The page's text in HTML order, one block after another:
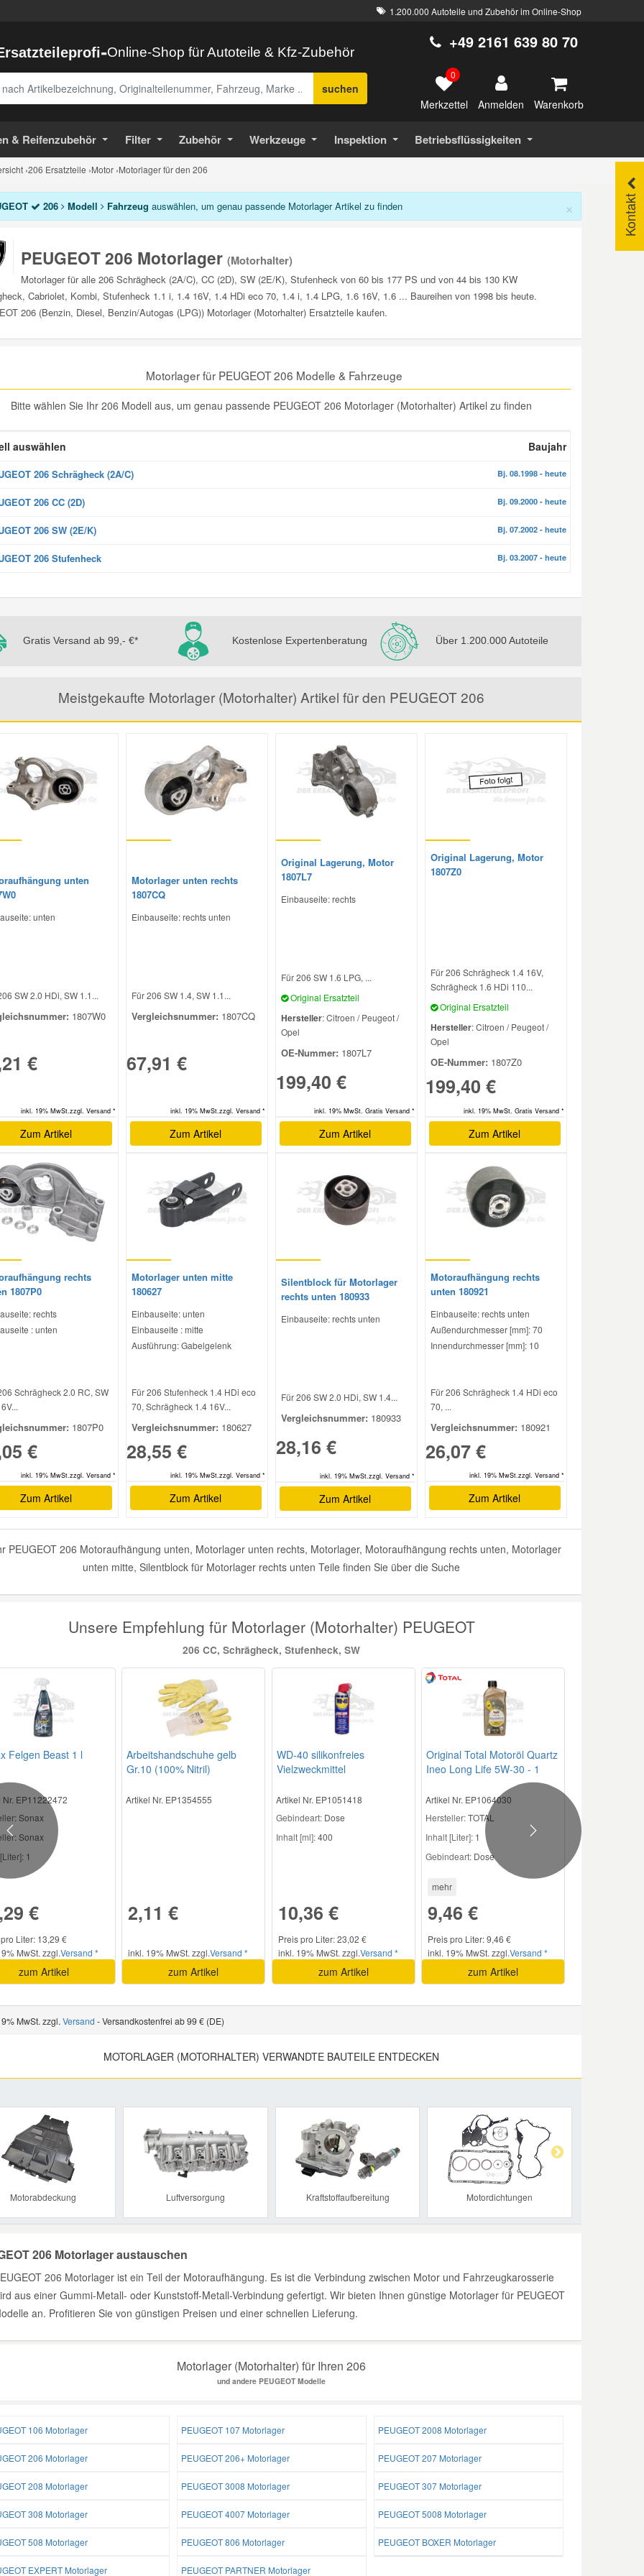
1.200.000 Autoteile und Zubehör im Online-Shop
-Online-Shop für Autoteile & Kfz-Zubehör
suchen
+49 2161 639 80 70
0
Merkzettel Anmelden Warenkorb
& Reifenzubehör Filter Zubehör Werkzeuge Inspektion Betriebsflüssigkeiten
›206 Ersatzteile ›Motor ›Motorlager für den 206
Kontakt
×
206 Modell Fahrzeug auswählen, um genau passende Motorlager Artikel zu finden
PEUGEOT 206 Motorlager (Motorhalter)
Motorlager für alle 206 Schrägheck (2A/C), CC (2D), SW (2E/K), Stufenheck von 60 bis 177 PS und von 44 bis 130 KW
Cabriolet, Kombi, Stufenheck 1.1 i, 1.4 16V, 1.4 HDi eco 70, 1.4 i, 1.4 LPG, 1.6 16V, 1.6 ... Baureihen von 1998 bis heute.
206 (Benzin, Diesel, Benzin/Autogas (LPG)) Motorlager (Motorhalter) Ersatzteile kaufen.
Motorlager für PEUGEOT 206 Modelle & Fahrzeuge
Bitte wählen Sie Ihr 206 Modell aus, um genau passende PEUGEOT 206 Motorlager (Motorhalter) Artikel zu finden
auswählen Baujahr
206 Schrägheck (2A/C) Bj. 08.1998 - heute
206 CC (2D) Bj. 09.2000 - heute
206 SW (2E/K) Bj. 07.2002 - heute
206 Stufenheck Bj. 03.2007 - heute
Gratis Versand ab 99,- €* Kostenlose Expertenberatung Über 1.200.000 Autoteile
Meistgekaufte Motorlager (Motorhalter) Artikel für den PEUGEOT 206
unten
unten
SW 2.0 HDi, SW 1.1...
1807W0
€
inkl. 19% MwSt.zzgl. Versand *
Zum Artikel
Motorlager unten rechts
1807CQ
Einbauseite: rechts unten
Für 206 SW 1.4, SW 1.1...
Vergleichsnummer: 1807CQ
67,91 €
inkl. 19% MwSt.zzgl. Versand *
Zum Artikel
Original Lagerung, Motor
1807L7
Einbauseite: rechts
Für 206 SW 1.6 LPG, ...
Original Ersatzteil
Hersteller: Citroen / Peugeot /
Opel
OE-Nummer: 1807L7
199,40 €
inkl. 19% MwSt. Gratis Versand *
Zum Artikel
Original Lagerung, Motor
1807Z0
Für 206 Schrägheck 1.4 16V,
Schrägheck 1.6 HDi 110...
Original Ersatzteil
Hersteller: Citroen / Peugeot /
Opel
OE-Nummer: 1807Z0
199,40 €
inkl. 19% MwSt. Gratis Versand *
Zum Artikel
rechts
1807P0
rechts
: unten
Schrägheck 2.0 RC, SW
1807P0
€
inkl. 19% MwSt.zzgl. Versand *
Zum Artikel
Motorlager unten mitte
180627
Einbauseite: unten
Einbauseite : mitte
Ausführung: Gabelgelenk
Für 206 Stufenheck 1.4 HDi eco
70, Schrägheck 1.4 16V...
Vergleichsnummer: 180627
28,55 €
inkl. 19% MwSt.zzgl. Versand *
Zum Artikel
Silentblock für Motorlager
rechts unten 180933
Einbauseite: rechts unten
Für 206 SW 2.0 HDi, SW 1.4...
Vergleichsnummer: 180933
28,16 €
inkl. 19% MwSt.zzgl. Versand *
Zum Artikel
Motoraufhängung rechts
unten 180921
Einbauseite: rechts unten
Außendurchmesser [mm]: 70
Innendurchmesser [mm]: 10
Für 206 Schrägheck 1.4 HDi eco
70, ...
Vergleichsnummer: 180921
26,07 €
inkl. 19% MwSt.zzgl. Versand *
Zum Artikel
PEUGEOT 206 Motoraufhängung unten, Motorlager unten rechts, Motorlager, Motoraufhängung rechts unten, Motorlager
unten mitte, Silentblock für Motorlager rechts unten Teile finden Sie über die Suche
Unsere Empfehlung für Motorlager (Motorhalter) PEUGEOT
206 CC, Schrägheck, Stufenheck, SW
Felgen Beast 1 l
Nr. EP11222472
: Sonax
Sonax
1
€
Liter: 13,29 €
MwSt. zzgl.Versand *
zum Artikel
Arbeitshandschuhe gelb
Gr.10 (100% Nitril)
Artikel Nr. EP1354555
2,11 €
inkl. 19% MwSt. zzgl.Versand *
zum Artikel
WD-40 silikonfreies
Vielzweckmittel
Artikel Nr. EP1051418
Gebindeart:Dose
Inhalt [ml]:400
10,36 €
Preis pro Liter: 23,02 €
inkl. 19% MwSt. zzgl.Versand *
zum Artikel
Original Total Motoröl Quartz
Ineo Long Life 5W-30 - 1
Artikel Nr. EP1064030
Hersteller:TOTAL
Inhalt [Liter]: 1
Gebindeart: Dose
mehr
9,46 €
Preis pro Liter: 9,46 €
inkl. 19% MwSt. zzgl.Versand *
zum Artikel
Previous Next
MwSt. zzgl. Versand - Versandkostenfrei ab 99 € (DE)
MOTORLAGER (MOTORHALTER) VERWANDTE BAUTEILE ENTDECKEN
Motorabdeckung Luftversorgung Kraftstoffaufbereitung Motordichtungen
Previous
206 Motorlager austauschen
206 Motorlager ist ein Teil der Motoraufhängung. Es ist die Verbindung zwischen Motor und Fahrzeugkarosserie
aus einer Gummi-Metall- oder Kunststoff-Metall-Verbindung gefertigt. Wir bieten Ihnen günstige Motorlager für PEUGEOT
an. Profitieren Sie von günstigen Preisen und einer schnellen Lieferung.
Motorlager (Motorhalter) für Ihren 206
und andere PEUGEOT Modelle
106 Motorlager PEUGEOT 107 Motorlager PEUGEOT 2008 Motorlager
206 Motorlager PEUGEOT 206+ Motorlager PEUGEOT 207 Motorlager
208 Motorlager PEUGEOT 3008 Motorlager PEUGEOT 307 Motorlager
308 Motorlager PEUGEOT 4007 Motorlager PEUGEOT 5008 Motorlager
508 Motorlager PEUGEOT 806 Motorlager PEUGEOT BOXER Motorlager
EXPERT Motorlager PEUGEOT PARTNER Motorlager